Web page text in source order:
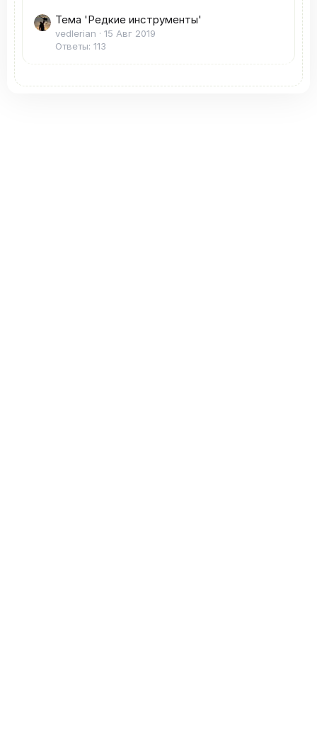
Тема 'Редкие инструменты'
vedlerian
15 Авг 2019
Ответы: 113